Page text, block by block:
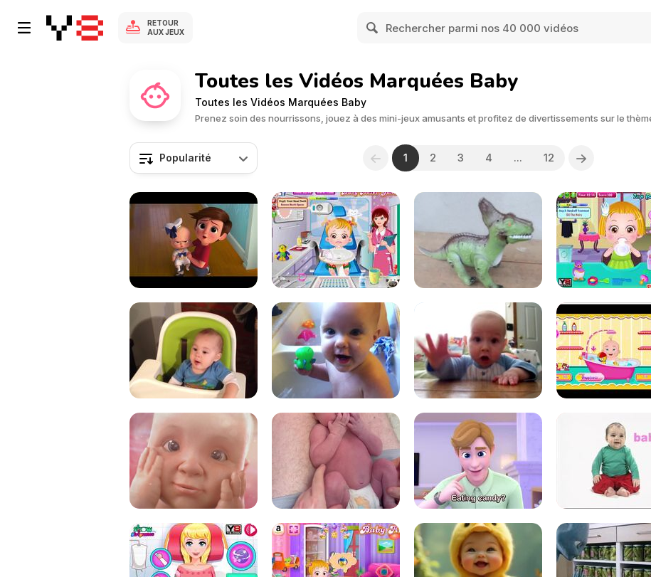
RETOUR
AUX JEUX
Toutes les Vidéos Marquées Baby
Toutes les Vidéos Marquées Baby
Prenez soin des nourrissons, jouez à des mini-jeux amusants et profitez de divertissements sur le
Popularité 1 2 3 4 ... 12